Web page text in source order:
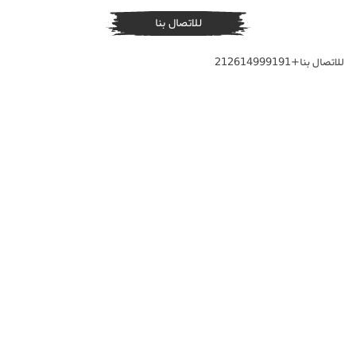
للاتصال بنا
للاتصال بنا+212614999191